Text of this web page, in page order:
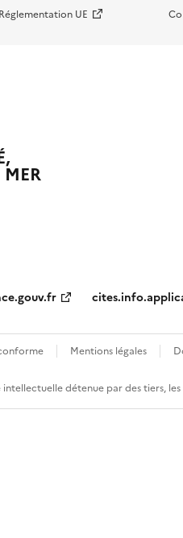
Réglementation UE
Mentions légales
détenue par des tiers,